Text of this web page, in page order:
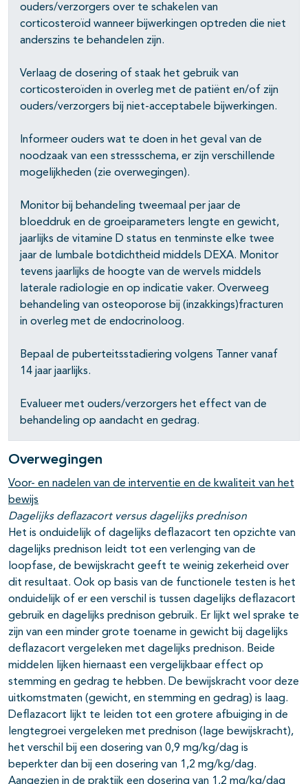
ouders/verzorgers over te schakelen van
corticosteroïd wanneer bijwerkingen optreden die niet
anderszins te behandelen zijn.
Verlaag de dosering of staak het gebruik van
corticosteroïden in overleg met de patiënt en/of zijn
ouders/verzorgers bij niet-acceptabele bijwerkingen.
Informeer ouders wat te doen in het geval van de
noodzaak van een stressschema, er zijn verschillende
mogelijkheden (zie overwegingen).
Monitor bij behandeling tweemaal per jaar de
bloeddruk en de groeiparameters lengte en gewicht,
jaarlijks de vitamine D status en tenminste elke twee
jaar de lumbale botdichtheid middels DEXA. Monitor
tevens jaarlijks de hoogte van de wervels middels
laterale radiologie en op indicatie vaker. Overweeg
behandeling van osteoporose bij (inzakkings)fracturen
in overleg met de endocrinoloog.
Bepaal de puberteitsstadiering volgens Tanner vanaf
14 jaar jaarlijks.
Evalueer met ouders/verzorgers het effect van de
behandeling op aandacht en gedrag.
Overwegingen
Voor- en nadelen van de interventie en de kwaliteit van het
bewijs
Dagelijks deflazacort versus dagelijks prednison
Het is onduidelijk of dagelijks deflazacort ten opzichte van
dagelijks prednison leidt tot een verlenging van de
loopfase, de bewijskracht geeft te weinig zekerheid over
dit resultaat. Ook op basis van de functionele testen is het
onduidelijk of er een verschil is tussen dagelijks deflazacort
gebruik en dagelijks prednison gebruik. Er lijkt wel sprake te
zijn van een minder grote toename in gewicht bij dagelijks
deflazacort vergeleken met dagelijks prednison. Beide
middelen lijken hiernaast een vergelijkbaar effect op
stemming en gedrag te hebben. De bewijskracht voor deze
uitkomstmaten (gewicht, en stemming en gedrag) is laag.
Deflazacort lijkt te leiden tot een grotere afbuiging in de
lengtegroei vergeleken met prednison (lage bewijskracht),
het verschil bij een dosering van 0,9 mg/kg/dag is
beperkter dan bij een dosering van 1,2 mg/kg/dag.
Aangezien in de praktijk een dosering van 1,2 mg/kg/dag